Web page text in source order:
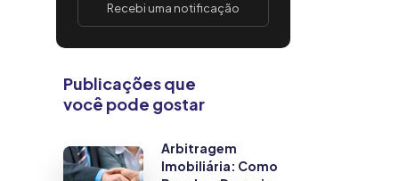
Recebi uma notificação
Publicações que
você pode gostar
Arbitragem
Imobiliária: Como